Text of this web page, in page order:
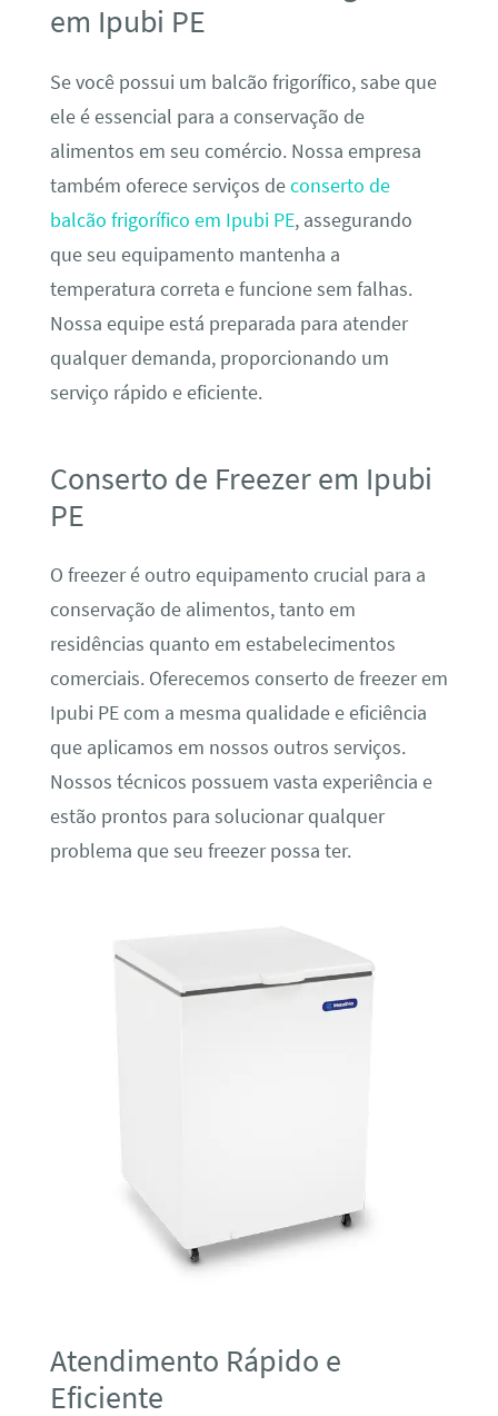
em Ipubi PE
Se você possui um balcão frigorífico, sabe que
ele é essencial para a conservação de
alimentos em seu comércio. Nossa empresa
também oferece serviços deconserto de
balcão frigorífico em Ipubi PE, assegurando
que seu equipamento mantenha a
temperatura correta e funcione sem falhas.
Nossa equipe está preparada para atender
qualquer demanda, proporcionando um
serviço rápido e eficiente.
Conserto de Freezer em Ipubi
PE
O freezer é outro equipamento crucial para a
conservação de alimentos, tanto em
residências quanto em estabelecimentos
comerciais. Oferecemos conserto de freezer em
Ipubi PE com a mesma qualidade e eficiência
que aplicamos em nossos outros serviços.
Nossos técnicos possuem vasta experiência e
estão prontos para solucionar qualquer
problema que seu freezer possa ter.
Atendimento Rápido e
Eficiente